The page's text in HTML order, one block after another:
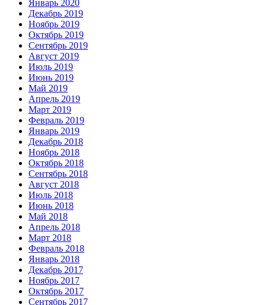
Январь 2020
Декабрь 2019
Ноябрь 2019
Октябрь 2019
Сентябрь 2019
Август 2019
Июль 2019
Июнь 2019
Май 2019
Апрель 2019
Март 2019
Февраль 2019
Январь 2019
Декабрь 2018
Ноябрь 2018
Октябрь 2018
Сентябрь 2018
Август 2018
Июль 2018
Июнь 2018
Май 2018
Апрель 2018
Март 2018
Февраль 2018
Январь 2018
Декабрь 2017
Ноябрь 2017
Октябрь 2017
Сентябрь 2017